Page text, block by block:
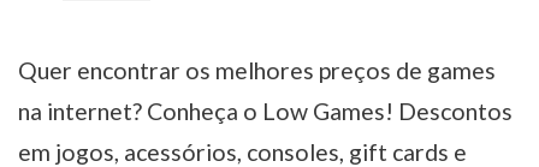
Quer encontrar os melhores preços de games
na internet? Conheça o Low Games! Descontos
em jogos, acessórios, consoles, gift cards e